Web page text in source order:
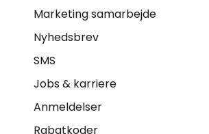
Marketing samarbejde
Nyhedsbrev
SMS
Jobs & karriere
Anmeldelser
Rabatkoder